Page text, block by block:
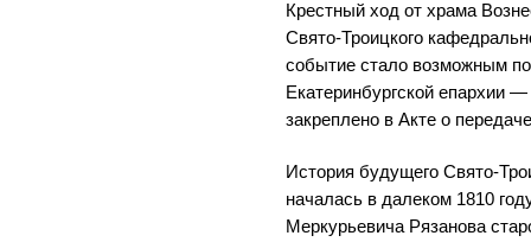
Крестный ход от храма
Свято-Троицкого
событие стало возможным
Екатеринбургской епархии
закреплено в Акте о
История будущего Свято-
началась в далеком 1810
Меркурьевича Рязанова